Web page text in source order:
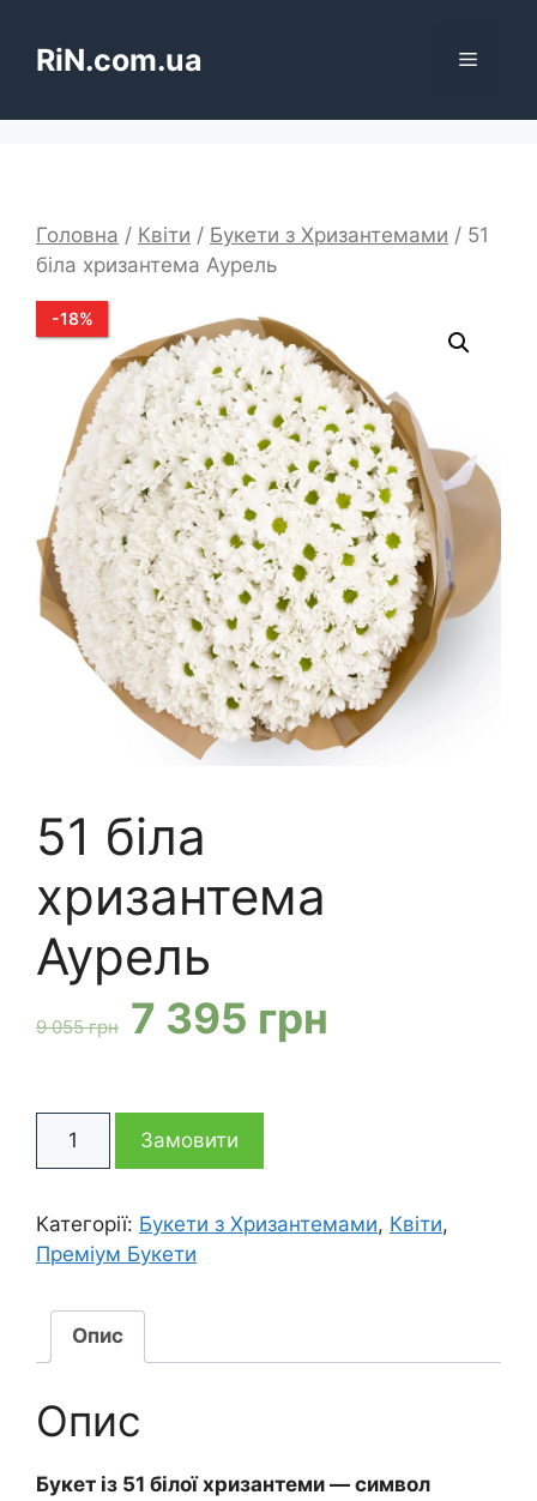
вмістуRiN.com.ua Меню
Головна / Квіти / Букети з Хризантемами / 51
біла хризантема Аурель
-18%
51 біла
хризантема
Аурель
9 055грн Оригінальна
9
055 грн
7 395 грн
395 грн
біла
Аурель
кількість
Замовити
Категорії: Букети з Хризантемами, Квіти,
Преміум Букети
Опис
Опис
Букет із 51 білої хризантеми — символ